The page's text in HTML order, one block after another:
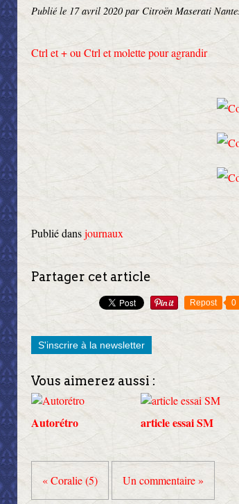
Publié le 17 avril 2020par Citroën Maserati
Ctrl et + ou Ctrl et molette pour agrandir
Publié dansjournaux
Partager cet article
Repost 0
S'inscrire à la newsletter
Vous aimerez aussi :
Autorétro article essai SM
« Coralie (5) Un commentaire »